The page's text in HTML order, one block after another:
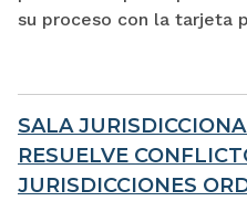
su proceso con la tarjeta
SALA
RESUELVE
JURISDICCIONES